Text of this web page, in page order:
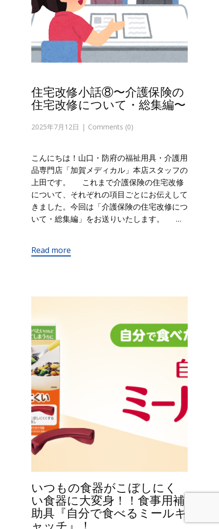
住宅改修小話⑧〜介護保険の
住宅改修について・総集編〜
2025年7月12日 Comments (0)
こんにちは！山口・防府の福祉用具・介護用
品専門店「加賀メディカル」本店スタッフの
上田です。 これまで介護保険の住宅改修
について、それぞれの項目ごとにお伝えして
きました。今回は「介護保険の住宅改修につ
いて・総集編」をお送りいたします。 …
Read more
いつもの食器がこぼしにく
い食器に大変身！！食事用補
助具『自分で食べるミールキ
ャッチ』！